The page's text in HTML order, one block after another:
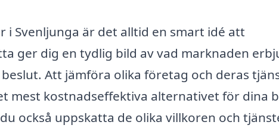
Svenljunga är det alltid en smart idé att
ger dig en tydlig bild av vad marknaden
Att jämföra olika företag och deras
mest kostnadseffektiva alternativet för dina
också uppskatta de olika villkoren och